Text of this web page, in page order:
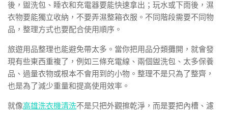
後，盥洗包、睡衣和充電器要能快速拿出；玩水或下雨後，濕
衣物要能獨立收納，不要弄濕整箱衣服。不同階段需要不同物
品，整理方式也要配合使用順序。
旅遊用品整理也能避免帶太多。當你把用品分類攤開，就會發
現有些東西重複了，例如三條充電線、兩個盥洗包、太多保養
品、過量衣物或根本不會用到的小物。整理不是只為了整齊，
也是為了減少重量和提高使用效率。
就像高雄洗衣機清洗不是只把外觀擦乾淨，而是要把內槽、濾